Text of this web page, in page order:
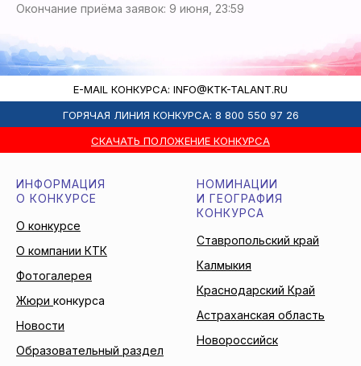
Окончание приёма заявок: 9 июня, 23:59
E-MAIL КОНКУРСА: INFO@KTK-TALANT.RU
ГОРЯЧАЯ ЛИНИЯ КОНКУРСА: 8 800 550 97 26
СКАЧАТЬ ПОЛОЖЕНИЕ КОНКУРСА
ИНФОРМАЦИЯ
О КОНКУРСЕ
О конкурсе
О компании КТК
Фотогалерея
Жюри конкурса
Новости
Образовательный раздел
НОМИНАЦИИ
И ГЕОГРАФИЯ
КОНКУРСА
Ставропольский край
Калмыкия
Краснодарский Край
Астраханская область
Новороссийск